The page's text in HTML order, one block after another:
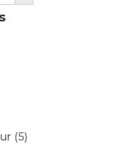
(5)